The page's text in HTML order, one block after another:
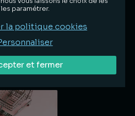
de concurrence
paramétrer.
la politique cookies
et fermer